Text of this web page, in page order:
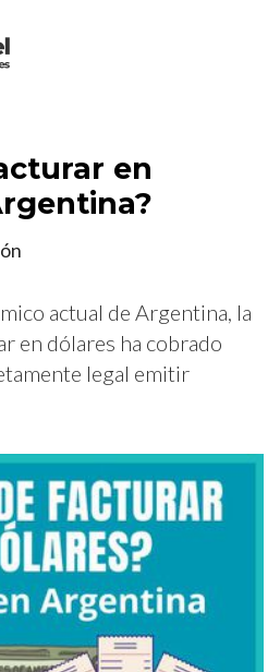
en
actual de Argentina, la
en dólares ha cobrado
legal emitir